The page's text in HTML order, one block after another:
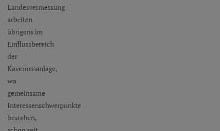
Landesvermessung
arbeiten
übrigens im
Einflussbereich
der
Kavernenanlage,
wo
gemeinsame
Interessenschwerpunkte
bestehen,